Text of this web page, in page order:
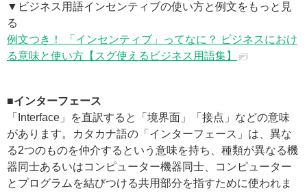
▼ビジネス用語インセンティブの使い方と例文をもっと見
る
例文つき！ 「インセンティブ」ってなに？ ビジネスにおけ
る意味と使い方【スグ使えるビジネス用語集】
■インターフェース
「Interface」を直訳すると「境界面」「接点」などの意味
があります。カタカナ語の「インターフェース」は、異な
る2つのものを仲介するという意味を持ち、種類が異なる機
器同士あるいはコンピューター機器同士、コンピューター
とプログラムを結びつける共用部分を指すために使われま